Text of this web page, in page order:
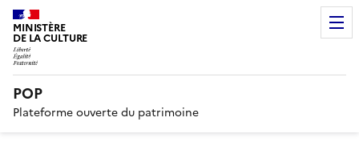
MINISTÈRE
DE LA CULTURE
POP
Plateforme ouverte du patrimoine